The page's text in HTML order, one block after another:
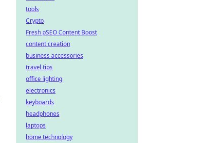
tools
Crypto
Fresh pSEO Content Boost
content creation
business accessories
travel tips
office lighting
electronics
keyboards
headphones
laptops
home technology